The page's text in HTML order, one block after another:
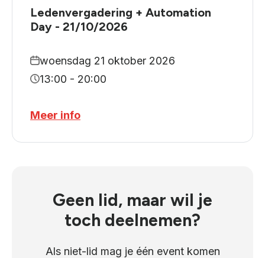
Ledenvergadering + Automation
Day - 21/10/2026
woensdag 21 oktober 2026
13:00 - 20:00
Meer info
Geen lid, maar wil je
toch deelnemen?
Als niet-lid mag je één event komen